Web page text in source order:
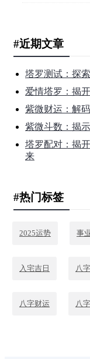
#近期文章
塔罗测试：探
爱情塔罗：揭
紫微财运：解
紫微斗数：揭
塔罗配对：揭
来
#热门标签
2025运势 事
入宅吉日 八字
八字财运 八